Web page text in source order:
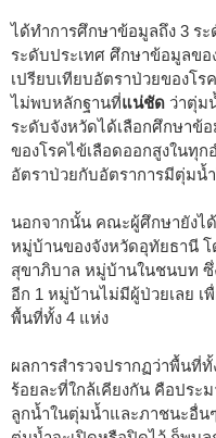
ได้ทำการศึกษาข้อมูลถึง 3 ร
ระดับประเทศ ศึกษาข้อมูลขอ
เปรียบเทียบอัตราป่วยของโ
ไม่พบหลักฐานที่แน่ชัด ว่าตุ่ม
ระดับจังหวัดได้เลือกศึกษาข้
ของโรคไข้เลือดออกสูงในทุ
อัตราป่วยกับอัตราการมีตุ่มน้
นอกจากนั้น คณะผู้ศึกษายังไ
หมู่บ้านของจังหวัดอุทัยธานี โ
สุขาภิบาล หมู่บ้านในชนบท ซึ่
อีก 1 หมู่บ้านไม่มีผู้ป่วยเลย เ
พื้นที่ทั้ง 4 แห่ง
ผลการสำรวจปรากฏว่าพื้นที่
ร้อยละที่ใกล้เคียงกัน คือประ
ลูกน้ำในตุ่มน้ำและภาชนะอื่น